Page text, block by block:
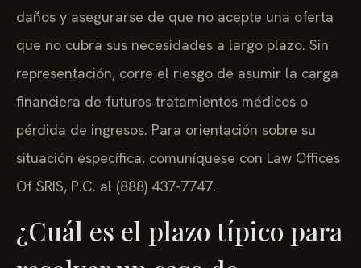
daños y asegurarse de que no acepte una oferta
que no cubra sus necesidades a largo plazo. Sin
representación, corre el riesgo de asumir la carga
financiera de futuros tratamientos médicos o
pérdida de ingresos. Para orientación sobre su
situación específica, comuníquese con Law Offices
Of SRIS, P.C. al (888) 437-7747.
¿Cuál es el plazo típico para